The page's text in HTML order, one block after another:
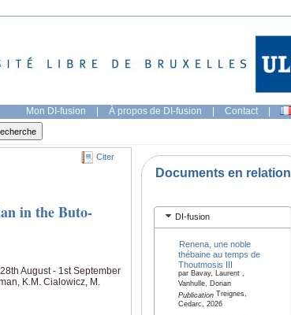
Mon DI-fusion | À propos de DI-fusion | Contact |
Citer
in the Buto-
August - 1st September
K.M. Cialowicz, M.
Documents en relation
DI-fusion
Renena, une noble
thébaine au temps de
Thoutmosis III
par Bavay, Laurent ,
Vanhulle, Dorian
PublicationTreignes,
Cedarc, 2026